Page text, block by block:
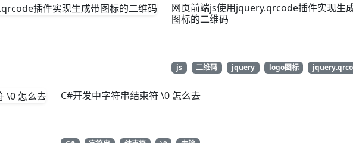
网页前端js使用jquery.qrcode插件实现生
图标的二维码
js 二维码 jquery logo图标
C#开发中字符串结束符 \0 怎么去